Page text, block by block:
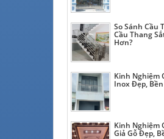
So Sánh Cầu
Cầu Thang
Hơn?
Kinh Nghiệm
Inox Đẹp,
Kinh Nghiệm
Giả Gỗ Đẹp,